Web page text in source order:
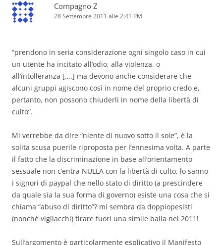
Compagno Z
28 Settembre 2011 alle 2:41 PM
“prendono in seria considerazione ogni singolo caso in cui
un utente ha incitato all’odio, alla violenza, o
all’intolleranza [….] ma devono anche considerare che
alcuni gruppi agiscono così in nome del proprio credo e,
pertanto, non possono chiuderli in nome della libertà di
culto”.
Mi verrebbe da dire “niente di nuovo sotto il sole”, è la
solita scusa puerile riproposta per l’ennesima volta. A parte
il fatto che la discriminazione in base all’orientamento
sessuale non c’entra NULLA con la libertà di culto, lo sanno
i signori di paypal che nello stato di diritto (a prescindere
da quale sia la sua forma di governo) esiste una cosa che si
chiama “abuso di diritto”? mi sembra da doppiopesisti
(nonchè vigliacchi) tirare fuori una simile balla nel 2011!
Sull’argomento è particolarmente esplicativo il Manifesto